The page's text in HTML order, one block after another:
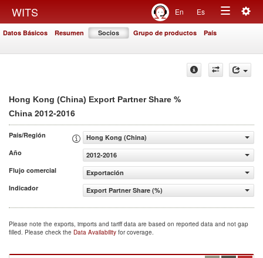
WITS En Es
Toggle
Datos Básicos Resumen Socios Grupo de productos País
Hong Kong (China) Export Partner Share %
China 2012-2016
País/Región
Hong Kong (China)
Año
2012-2016
Flujo comercial
Exportación
Indicador
Export Partner Share (%)
Please note the exports, imports and tariff data are based on reported data and not gap
filled. Please check the Data Availability for coverage.